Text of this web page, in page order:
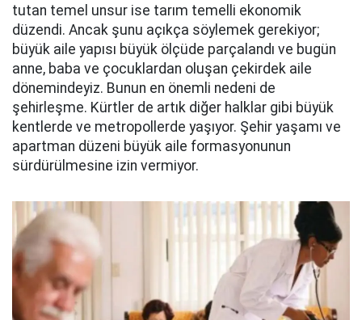
tutan temel unsur ise tarım temelli ekonomik
düzendi. Ancak şunu açıkça söylemek gerekiyor;
büyük aile yapısı büyük ölçüde parçalandı ve bugün
anne, baba ve çocuklardan oluşan çekirdek aile
dönemindeyiz. Bunun en önemli nedeni de
şehirleşme. Kürtler de artık diğer halklar gibi büyük
kentlerde ve metropollerde yaşıyor. Şehir yaşamı ve
apartman düzeni büyük aile formasyonunun
sürdürülmesine izin vermiyor.